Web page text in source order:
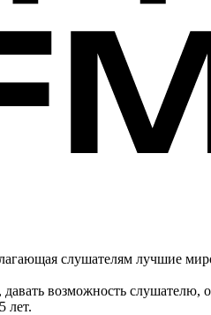
слушателям лучшие
возможность слушателю,
лет.